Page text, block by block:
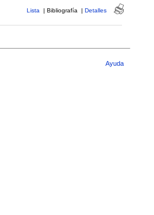
Lista | Bibliografía | Detalles
Ayuda